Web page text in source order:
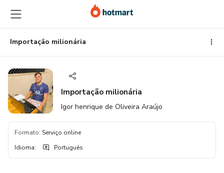
para
o
conteúdo
principal
para
o
pagamento
para
o
rodapé
Importação milionária
Importação milionária
Igor henrique de Oliveira Araújo
Formato: Serviço online
Idioma: Português